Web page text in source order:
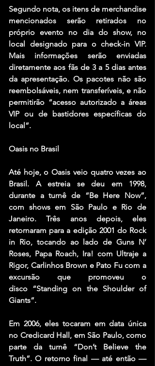
Segundo nota, os itens de merchandise
mencionados serão retirados no
próprio evento no dia do show, no
local designado para o check-in VIP.
Mais informações serão enviadas
diretamente aos fãs de 3 a 5 dias antes
da apresentação. Os pacotes não são
reembolsáveis, nem transferíveis, e não
permitirão “acesso autorizado a áreas
VIP ou de bastidores específicas do
local”.
Oasis no Brasil
Até hoje, o Oasis veio quatro vezes ao
Brasil. A estreia se deu em 1998,
durante a turnê de “Be Here Now”,
com shows em São Paulo e Rio de
Janeiro. Três anos depois, eles
retornaram para a edição 2001 do Rock
in Rio, tocando ao lado de Guns N’
Roses, Papa Roach, Ira! com Ultraje a
Rigor, Carlinhos Brown e Pato Fu com a
excursão que promoveu o
disco “Standing on the Shoulder of
Giants”.
Em 2006, eles tocaram em data única
no Credicard Hall, em São Paulo, como
parte da turnê “Don’t Believe the
Truth”. O retorno final — até então —